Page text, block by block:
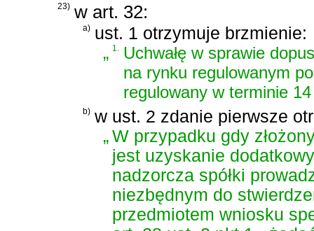
23) w art. 32:
a) ust. 1 otrzymuje brzmienie:
„1.
Uchwałę w sprawie
na rynku regulowanym
regulowany w terminie
b) w ust. 2 zdanie pierwsze
„W przypadku gdy
jest uzyskanie
nadzorcza spółki
niezbędnym do
przedmiotem wniosku